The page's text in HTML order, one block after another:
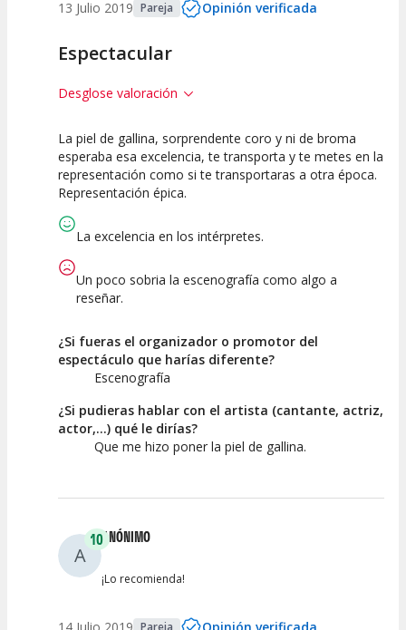
13 Julio 2019 Pareja Opinión verificada
Espectacular
Desglose valoración
10
Calidad del
Espectáculo
10
Puesta en
Escena
10
Interpretación
La piel de gallina, sorprendente coro y ni de broma
esperaba esa excelencia, te transporta y te metes en la
representación como si te transportaras a otra época.
Representación épica.
La excelencia en los intérpretes.
Un poco sobria la escenografía como algo a
reseñar.
¿Si fueras el organizador o promotor del
espectáculo que harías diferente?
Escenografía
¿Si pudieras hablar con el artista (cantante, actriz,
actor,...) qué le dirías?
Que me hizo poner la piel de gallina.
A
10ANÓNIMO
¡Lo recomienda!
Pareja